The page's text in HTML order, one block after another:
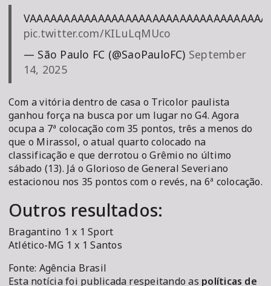
pic.twitter.com/KILuLqMUco
— São Paulo FC (@SaoPauloFC) September
14, 2025
Com a vitória dentro de casa o Tricolor paulista
ganhou força na busca por um lugar no G4. Agora
ocupa a 7ª colocação com 35 pontos, três a menos do
que o Mirassol, o atual quarto colocado na
classificação e que derrotou o Grêmio no último
sábado (13). Já o Glorioso de General Severiano
estacionou nos 35 pontos com o revés, na 6ª colocação.
Outros resultados:
Bragantino 1 x 1 Sport
Atlético-MG 1 x 1 Santos
Fonte: Agência Brasil
Esta notícia foi publicada respeitando as políticas de